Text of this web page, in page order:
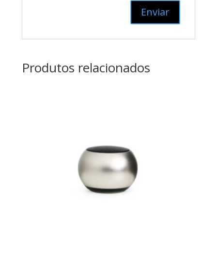
Produtos relacionados